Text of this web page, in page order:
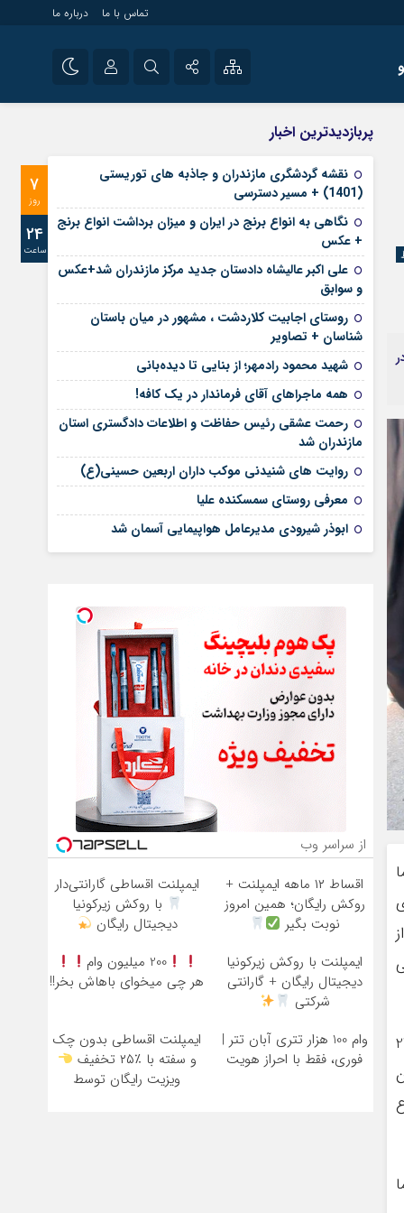
تماس با ما درباره ما
آپارات
رمز عبور
مرا به خاطر بسپار
راه اندازی سایت و
سایت های خبری و
پل ورودی روستا؛ این پل 27
پربازدیدترین اخبار
7
روز
24
ساعت
نقشه گردشگری مازندران و جاذبه های توریستی
(1401) + مسیر دسترسی
نگاهی به انواع برنج در ایران و میزان برداشت انواع برنج
+ عکس
علی‌ اکبر عالیشاه دادستان جدید مرکز مازندران شد+عکس
و سوابق
روستای اجابیت کلاردشت ، مشهور در میان باستان
شناسان + تصاویر
شهید محمود رادمهر؛ از بنایی تا دیده‌بانی
همه ماجراهای آقای فرماندار در یک کافه!
رحمت عشقی رئیس حفاظت و اطلاعات دادگستری استان
مازندران شد
روایت های شنیدنی موکب داران اربعین حسینی(ع)
معرفی روستای سمسکنده علیا
ابوذر شیرودی مدیرعامل هواپیمایی آسمان شد
از سراسر وب
اقساط ۱۲ ماهه ایمپلنت +
روکش رایگان؛ همین امروز
نوبت بگیر
ایمپلنت اقساطی گارانتی‌دار
با روکش زیرکونیا
دیجیتال رایگان
ایمپلنت با روکش زیرکونیا
دیجیتال رایگان + گارانتی
شرکتی
200 میلیون وام
هر چی میخوای باهاش بخر!!
وام 100 هزار تتری آبان تتر |
فوری، فقط با احراز هویت
ایمپلنت اقساطی بدون چک
و سفته با ٪۲۵ تخفیف
ویزیت رایگان توسط